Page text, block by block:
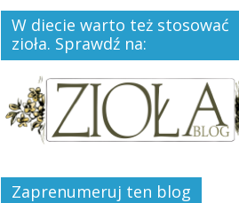
W diecie warto też stosować
zioła. Sprawdź na:
Zaprenumeruj ten blog